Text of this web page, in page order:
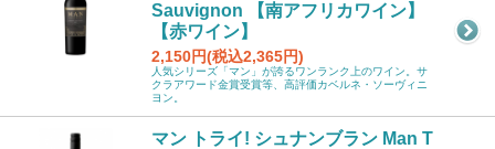
Sauvignon 【南アフリカワイン】
【赤ワイン】
2,150円(税込2,365円)
人気シリーズ「マン」が誇るワンランク上のワイン。サ
クラアワード金賞受賞等、高評価カベルネ・ソーヴィニ
ヨン。
マン トライ! シュナンブラン Man T